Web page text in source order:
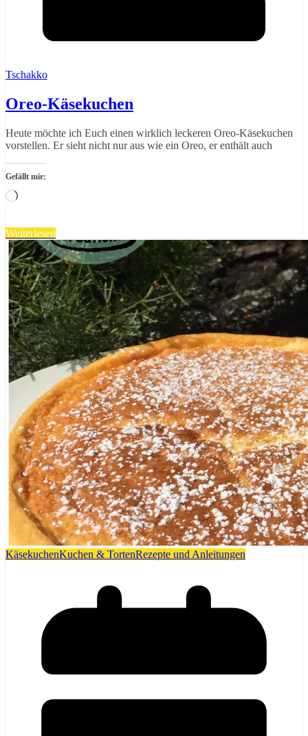
Tschakko
Oreo-Käsekuchen
Heute möchte ich Euch einen wirklich leckeren Oreo-Käsekuchen
vorstellen. Er sieht nicht nur aus wie ein Oreo, er enthält auch
Gefällt mir:
Wird
Weiterlesen
KäsekuchenKuchen & TortenRezepte und Anleitungen